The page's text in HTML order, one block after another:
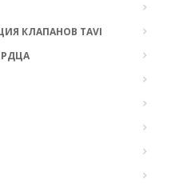
КЛАПАНОВ TAVI